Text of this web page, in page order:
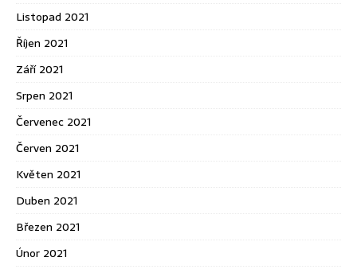
Listopad 2021
Říjen 2021
Září 2021
Srpen 2021
Červenec 2021
Červen 2021
Květen 2021
Duben 2021
Březen 2021
Únor 2021